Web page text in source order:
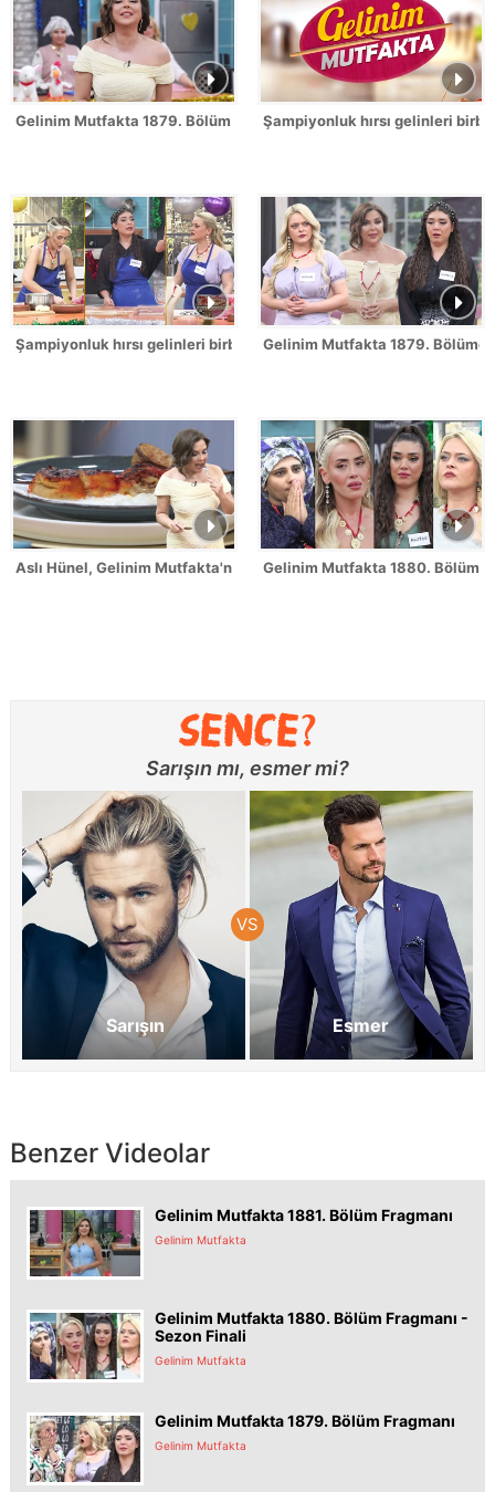
Gelinim Mutfakta 1879. Bölüm / 2 Temmuz 2026Şampiyonluk hırsı gelinleri
Şampiyonluk hırsı gelinleri birbirine düşürdü!Gelinim Mutfakta 1879.
Aslı Hünel, Gelinim Mutfakta'nın 1879. Bölümünde en yüksek
Gelinim Mutfakta 1880. Bölüm
Sarışın mı, esmer mi?
Sarışın Esmer
Benzer Videolar
Gelinim Mutfakta 1881. Bölüm Fragmanı
Gelinim Mutfakta
Gelinim Mutfakta 1880. Bölüm Fragmanı -
Sezon Finali
Gelinim Mutfakta
Gelinim Mutfakta 1879. Bölüm Fragmanı
Gelinim Mutfakta